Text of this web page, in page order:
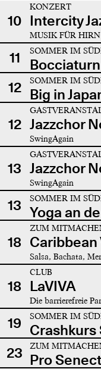
10
KONZERT
Intercity
MUSIK FÜR
11 SOMMER IM
12
SOMMER IM
Big in
12 Jazzchor
SwingAgain
13 Jazzchor
SwingAgain
13 SOMMER IM
Yoga an
18
ZUM
Caribbean
Salsa, Bachata,
18
CLUB
LaVIVA
Die barrierefreie
19 SOMMER IM
23
ZUM
Pro